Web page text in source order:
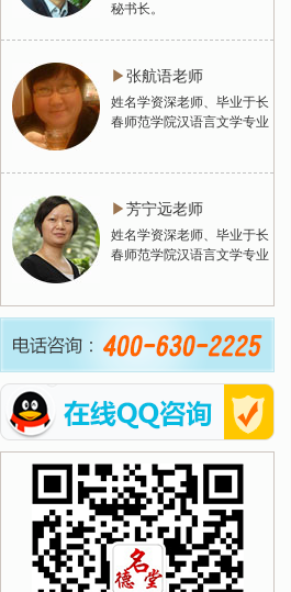
秘书长。
▶张航语老师
姓名学资深老师、毕业于长
春师范学院汉语言文学专业
▶芳宁远老师
姓名学资深老师、毕业于长
春师范学院汉语言文学专业